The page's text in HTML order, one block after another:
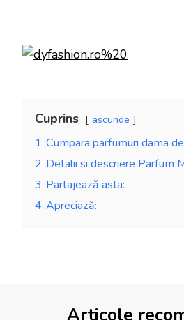
Cuprins ascunde
1 Cumpara parfumuri dama
2 Detalii si descriere Parfum
3 Partajează asta:
4 Apreciază: